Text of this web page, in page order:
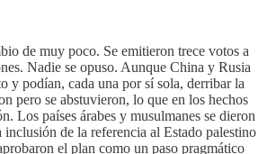
de muy poco. Se emitieron trece votos a
Nadie se opuso. Aunque China y Rusia
y podían, cada una por sí sola, derribar la
pero se abstuvieron, lo que en los hechos
Los países árabes y musulmanes se dieron
inclusión de la referencia al Estado palestino
el plan como un paso pragmático